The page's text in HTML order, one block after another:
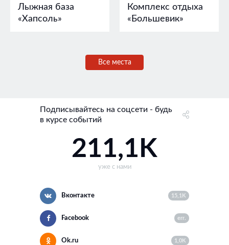
Лыжная база
«Хапсоль»
Комплекс отдыха
«Большевик»
Все места
Подписывайтесь на соцсети - будь
в курсе событий
211,1K
уже с нами
Вконтакте 15,1K
Facebook err.
Ok.ru 1,0K